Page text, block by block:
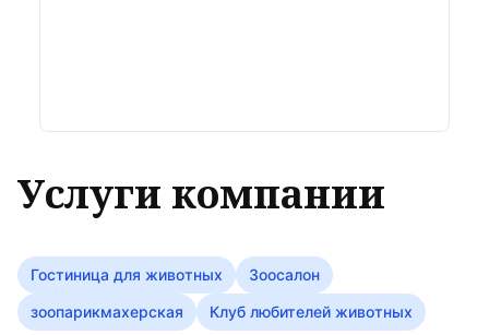
Услуги компании
Гостиница для животных
Зоосалон
зоопарикмахерская
Клуб любителей животных